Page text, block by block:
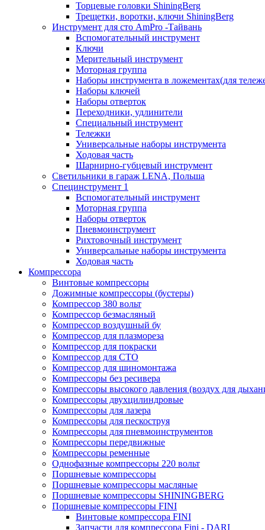
Торцевые головки ShiningBerg
Трещетки, воротки, ключи ShiningBerg
Инструмент для сто AmPro -Тайвань
Вспомогательный инструмент
Ключи
Мерительный инструмент
Моторная группа
Наборы инструмента в ложементах(для
Наборы ключей
Наборы отверток
Переходники, удлинители
Специальный инструмент
Тележки
Универсальные наборы инструмента
Ходовая часть
Шарнирно-губцевый инструмент
Светильники в гараж LENA, Польша
Специнструмент 1
Вспомогательный инструмент
Моторная группа
Наборы отверток
Пневмоинструмент
Рихтовочный инструмент
Универсальные наборы инструмента
Ходовая часть
Компрессора
Винтовые компрессоры
Дожимные компрессоры (бустеры)
Компрессор 380 вольт
Компрессор безмасляный
Компрессор воздушный бу
Компрессор для плазмореза
Компрессор для покраски
Компрессор для СТО
Компрессор для шиномонтажа
Компрессоры без ресивера
Компрессоры высокого давления (воздух для
Компрессоры двухцилиндровые
Компрессоры для лазера
Компрессоры для пескоструя
Компрессоры для пневмоинструментов
Компрессоры передвижные
Компрессоры ременные
Однофазные компрессоры 220 вольт
Поршневые компрессоры
Поршневые компрессоры масляные
Поршневые компрессоры SHININGBERG
Поршневые компрессоры FINI
Винтовые компрессора FINI
Запчасти для компрессора Fini - DARI